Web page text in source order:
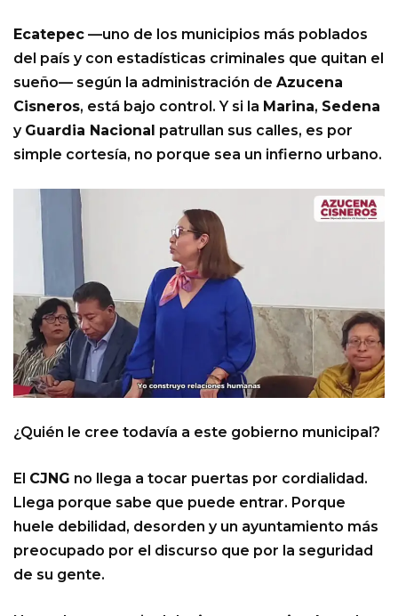
Ecatepec —uno de los municipios más poblados
del país y con estadísticas criminales que quitan el
sueño— según la administración de Azucena
Cisneros, está bajo control. Y si la Marina, Sedena
y Guardia Nacional patrullan sus calles, es por
simple cortesía, no porque sea un infierno urbano.
¿Quién le cree todavía a este gobierno municipal?
El CJNG no llega a tocar puertas por cordialidad.
Llega porque sabe que puede entrar. Porque
huele debilidad, desorden y un ayuntamiento más
preocupado por el discurso que por la seguridad
de su gente.